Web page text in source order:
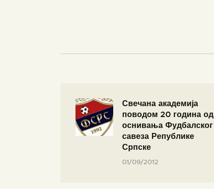
Свечана академија
поводом 20 година од
оснивања Фудбалског
савеза Републике
Српске
01/09/2012